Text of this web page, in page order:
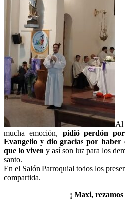
Al
mucha emoción, pidió perdón
Evangelio y dio gracias por haber
que lo viven y así son luz para los
santo.
En el Salón Parroquial todos los
compartida.
¡ Maxi,